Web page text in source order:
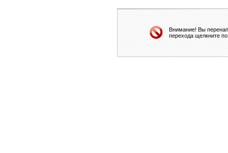
Внимание! Вы
перехода щелкните